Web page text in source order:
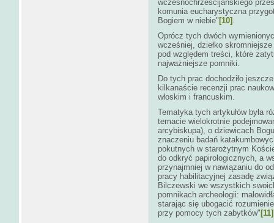
wczesnochrześcijańskiego
komunia eucharystyczna
Bogiem w niebie" [10] .
Oprócz tych dwóch
wcześniej, dziełko
pod względem treści, które
najważniejsze pomniki.
Do tych prac dochodziło
kilkanaście recenzji prac
włoskim i francuskim.
Tematyka tych artykułów była
temacie wielokrotnie
arcybiskupa), o dziewicach
znaczeniu badań
pokutnych w starożytnym
do odkryć papirologicznych, a
przynajmniej w nawiązaniu do
pracy habilitacyjnej zasadę
Bilczewski we wszystkich
pomnikach archeologii:
starając się ubogacić
przy pomocy tych zabytków" [11]